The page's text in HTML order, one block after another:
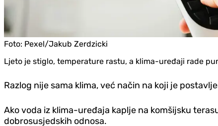
Foto: Pexel/Jakub Zerdzicki
Ljeto je stiglo, temperature rastu, a klima-uređaji rade
Razlog nije sama klima, već način na koji je
Ako voda iz klima-uređaja kaplje na komšijsku
dobrosusjedskih odnosa.